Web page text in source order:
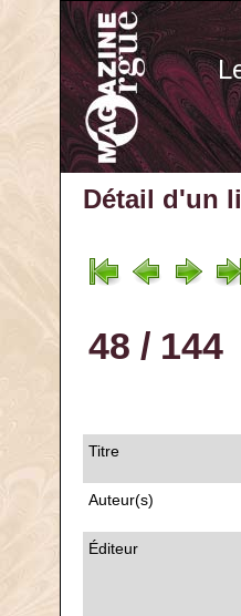
Détail d'un
48 / 144
Titre
Auteur(s)
Éditeur